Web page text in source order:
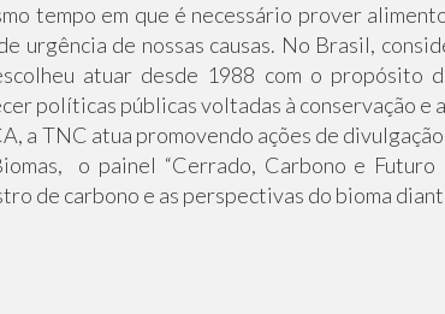
tempo em que é necessário prover
urgência de nossas causas. No Brasil,
atuar desde 1988 com o propósito
políticas públicas voltadas à conservação
a TNC atua promovendo ações de
o painel “Cerrado, Carbono e
de carbono e as perspectivas do bioma